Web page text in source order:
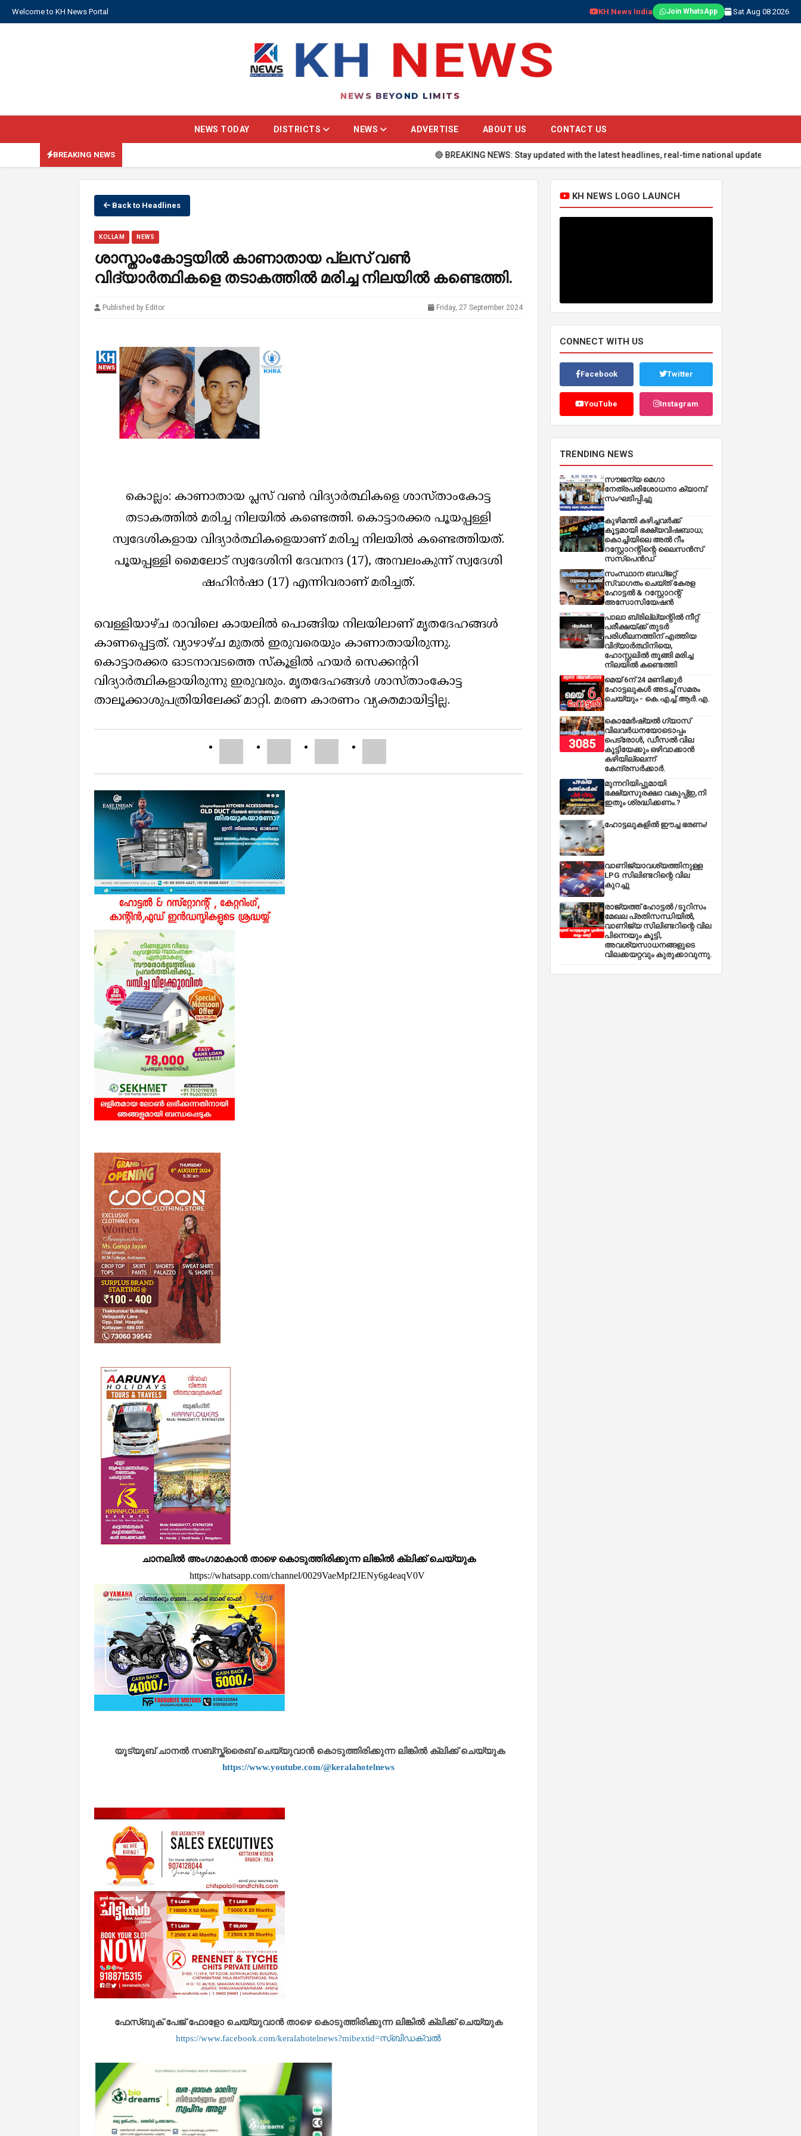
Welcome to KH News Portal KH News India Join WhatsApp Sat Aug 08 2026
NEWS BEYOND LIMITS
NEWS TODAY DISTRICTS NEWS ADVERTISE ABOUT US CONTACT US
BREAKING NEWS 🔴 BREAKING NEWS: Stay updated with the latest headlines, real-time national updates, global events,
Back to Headlines
KOLLAM NEWS
ശാസ്താംകോട്ടയിൽ കാണാതായ പ്ലസ് വൺ
വിദ്യാർത്ഥികളെ തടാകത്തിൽ മരിച്ച നിലയില്‍ കണ്ടെത്തി.
Published by Editor Friday, 27 September 2024
കൊല്ലം: കാണാതായ പ്ലസ് വൺ വിദ്യാർത്ഥികളെ ശാസ്താംകോട്ട
തടാകത്തിൽ മരിച്ച നിലയില്‍ കണ്ടെത്തി. കൊട്ടാരക്കര പൂയപ്പള്ളി
സ്വദേശികളായ വിദ്യാർത്ഥികളെയാണ് മരിച്ച നിലയിൽ കണ്ടെത്തിയത്.
പൂയപ്പള്ളി മൈലോട് സ്വദേശിനി ദേവനന്ദ (17), അമ്പലംകുന്ന് സ്വദേശി
ഷഹിൻഷാ (17) എന്നിവരാണ് മരിച്ചത്.
വെള്ളിയാഴ്ച രാവിലെ കായലിൽ പൊങ്ങിയ നിലയിലാണ് മൃതദേഹങ്ങൾ
കാണപ്പെട്ടത്. വ്യാഴാഴ്ച മുതൽ ഇരുവരെയും കാണാതായിരുന്നു.
കൊട്ടാരക്കര ഓടനാവടത്തെ സ്കൂളിൽ ഹയർ സെക്കന്ററി
വിദ്യാർത്ഥികളായിരുന്നു ഇരുവരും. മൃതദേഹങ്ങൾ ശാസ്താംകോട്ട
താലൂക്കാശുപത്രിയിലേക്ക് മാറ്റി. മരണ കാരണം വ്യക്തമായിട്ടില്ല.
ചാനലിൽ അംഗമാകാൻ താഴെ കൊടുത്തിരിക്കുന്ന ലിങ്കിൽ ക്ലിക്ക് ചെയ്യുക
https://whatsapp.com/channel/0029VaeMpf2JENy6g4eaqV0V
യൂട്യൂബ് ചാനൽ സബ്സ്ക്രൈബ് ചെയ്യുവാൻ കൊടുത്തിരിക്കുന്ന ലിങ്കിൽ ക്ലിക്ക് ചെയ്യുക
https://www.youtube.com/@keralahotelnews
ഫേസ്ബുക് പേജ് ഫോളോ ചെയ്യുവാൻ താഴെ കൊടുത്തിരിക്കുന്ന ലിങ്കിൽ ക്ലിക്ക് ചെയ്യുക
https://www.facebook.com/keralahotelnews?mibextid=സ്‌ബിഡക്വൽ
KH NEWS LOGO LAUNCH
CONNECT WITH US
Facebook Twitter
YouTube Instagram
TRENDING NEWS
സൗജന്യ മെഗാ
നേത്രപരിശോധനാ ക്യാമ്പ്
സംഘടിപ്പിച്ചു
കുഴിമന്തി കഴിച്ചവർക്ക്
കൂട്ടമായി ഭക്ഷ്യവിഷബാധ;
കൊച്ചിയിലെ അൽ റീം
റസ്റ്റോറന്റിന്റെ ലൈസൻസ്
സസ്പെൻഡ്
സംസ്ഥാന ബഡ്‌ജറ്റ്
സ്വാഗതം ചെയ്ത് കേരള
ഹോട്ടൽ & റസ്റ്റോറന്റ്
അസോസിയേഷൻ
പാലാ ബ്രില്ല്യന്റിൽ നീറ്റ്
പരീക്ഷയ്ക്ക് തുടർ
പരിശീലനത്തിന് എത്തിയ
വിദ്യാർത്ഥിനിയെ,
ഹോസ്റ്റലിൽ തൂങ്ങി മരിച്ച
നിലയിൽ കണ്ടെത്തി
മെയ് 6ന് 24 മണിക്കൂർ
ഹോട്ടലുകൾ അടച്ച് സമരം
ചെയ്യും - കെ.എച്ച്.ആർ.എ.
കൊമേർഷ്യൽ ഗ്യാസ്
വിലവർധനയോടൊപ്പം
പെട്രോൾ, ഡീസല്‍ വില
കൂട്ടിയേക്കും ഒഴിവാക്കാന്‍
കഴിയില്ലെന്ന്
കേന്ദ്രസര്‍ക്കാര്‍.
മുന്നറിയിപ്പുമായി
ഭക്ഷ്യസുരക്ഷാ വകുപ്പ്ഇ,നി
ഇതും ശ്രദ്ധിക്കണം.?
ഹോട്ടലുകളിൽ ഈച്ച ഭരണം!
വാണിജ്യാവശ്യത്തിനുള്ള
LPG സിലിണ്ടറിന്റെ വില
കുറച്ചു
രാജ്യത്ത് ഹോട്ടൽ /ടൂറിസം
മേഖല പ്രതിസന്ധിയിൽ,
വാണിജ്യ സിലിണ്ടറിന്റെ വില
പിന്നെയും കൂട്ടി,
അവശ്യസാധനങ്ങളുടെ
വിലക്കയറ്റവും കുരുക്കാവുന്നു.